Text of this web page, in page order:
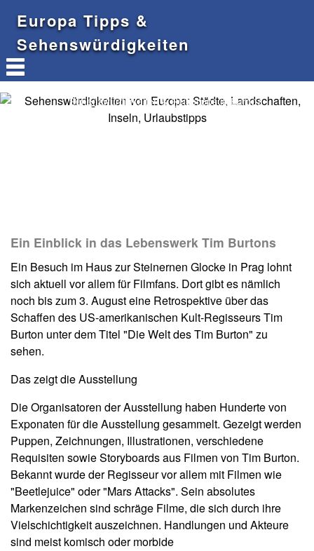
Europa Tipps &
Sehenswürdigkeiten
Sehenswürdigkeiten & Reisetipps in Europa
Ein Einblick in das Lebenswerk Tim Burtons
Ein Besuch im Haus zur Steinernen Glocke in Prag lohnt
sich aktuell vor allem für Filmfans. Dort gibt es nämlich
noch bis zum 3. August eine Retrospektive über das
Schaffen des US-amerikanischen Kult-Regisseurs Tim
Burton unter dem Titel "Die Welt des Tim Burton" zu
sehen.
Das zeigt die Ausstellung
Die Organisatoren der Ausstellung haben Hunderte von
Exponaten für die Ausstellung gesammelt. Gezeigt werden
Puppen, Zeichnungen, Illustrationen, verschiedene
Requisiten sowie Storyboards aus Filmen von Tim Burton.
Bekannt wurde der Regisseur vor allem mit Filmen wie
"Beetlejuice" oder "Mars Attacks". Sein absolutes
Markenzeichen sind schräge Filme, die sich durch ihre
Vielschichtigkeit auszeichnen. Handlungen und Akteure
sind meist komisch oder morbide